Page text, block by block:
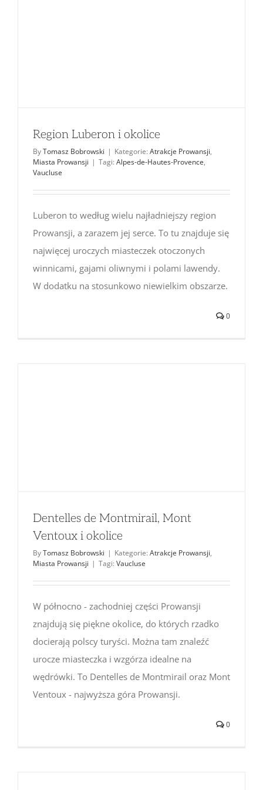
Region Luberon i okolice
ByTomasz Bobrowski | Kategorie: Atrakcje Prowansji,
Miasta Prowansji | Tagi: Alpes-de-Hautes-Provence,
Vaucluse
Luberon to według wielu najładniejszy region
Prowansji, a zarazem jej serce. To tu znajduje się
najwięcej uroczych miasteczek otoczonych
winnicami, gajami oliwnymi i polami lawendy.
W dodatku na stosunkowo niewielkim obszarze.
0
Dentelles de Montmirail, Mont
Ventoux i okolice
ByTomasz Bobrowski | Kategorie: Atrakcje Prowansji,
Miasta Prowansji | Tagi: Vaucluse
W północno - zachodniej części Prowansji
znajdują się piękne okolice, do których rzadko
docierają polscy turyści. Można tam znaleźć
urocze miasteczka i wzgórza idealne na
wędrówki. To Dentelles de Montmirail oraz Mont
Ventoux - najwyższa góra Prowansji.
0